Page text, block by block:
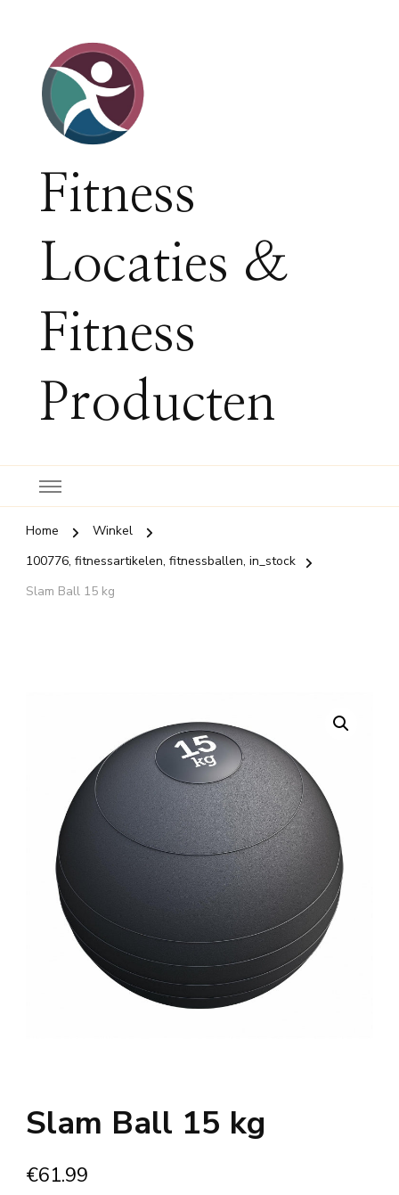
Fitness
Locaties &
Fitness
Producten
Home
Winkel
100776, fitnessartikelen, fitnessballen, in_stock
Slam Ball 15 kg
Slam Ball 15 kg
€61.99